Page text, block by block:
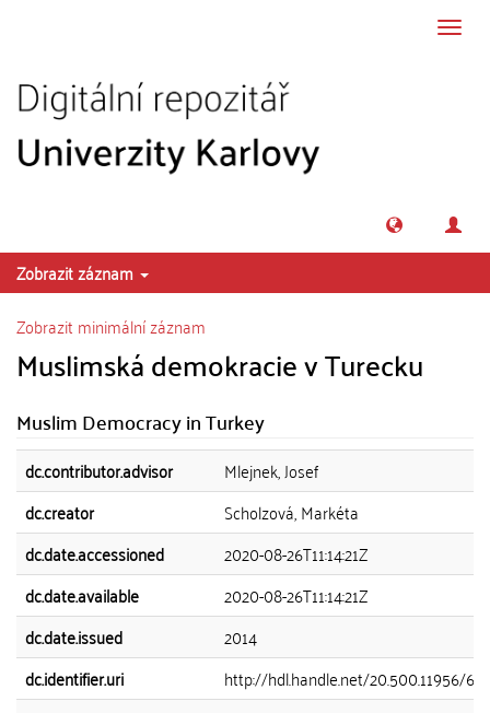
Zobrazit záznam
Zobrazit minimální záznam
Muslimská demokracie v Turecku
Muslim Democracy in Turkey
dc.contributor.advisor
Mlejnek, Josef
dc.creator
Scholzová, Markéta
dc.date.accessioned
2020-08-26T11:14:21Z
dc.date.available
2020-08-26T11:14:21Z
dc.date.issued
2014
dc.identifier.uri
http://hdl.handle.net/20.500.11956/